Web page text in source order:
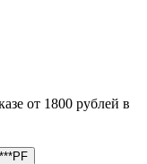
от 1800 рублей в